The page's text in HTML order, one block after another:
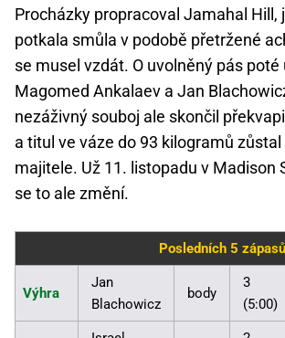
Procházky propracoval Jamahal Hill,
potkala smůla v podobě přetržené
se musel vzdát. O uvolněný pás poté
Magomed Ankalaev a Jan
nezáživný souboj ale skončil
a titul ve váze do 93 kilogramů
majitele. Už 11. listopadu v Madison
se to ale změní.
Posledních 5 zápasů
Výhra
Jan
Blachowicz
body
3
(5:00)